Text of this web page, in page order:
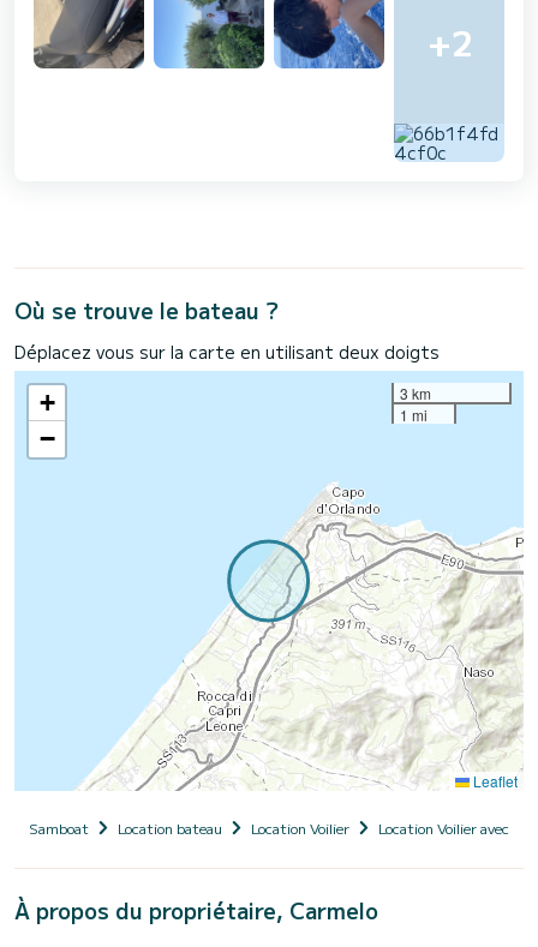
+2
Où se trouve le bateau ?
Déplacez vous sur la carte en utilisant deux doigts
+
−
3 km
1 mi
Leaflet
Samboat Location bateau Location Voilier Location Voilier avec
À propos du propriétaire, Carmelo